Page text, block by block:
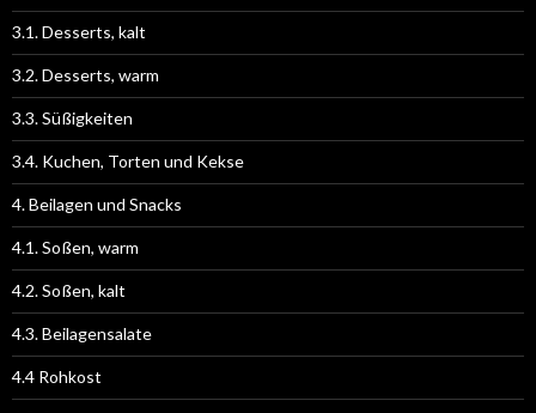
3.1. Desserts, kalt
3.2. Desserts, warm
3.3. Süßigkeiten
3.4. Kuchen, Torten und Kekse
4. Beilagen und Snacks
4.1. Soßen, warm
4.2. Soßen, kalt
4.3. Beilagensalate
4.4 Rohkost